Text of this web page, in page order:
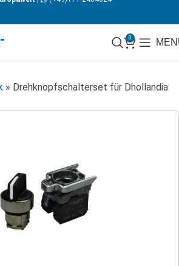
0
» Drehknopfschalterset für Dhollandia